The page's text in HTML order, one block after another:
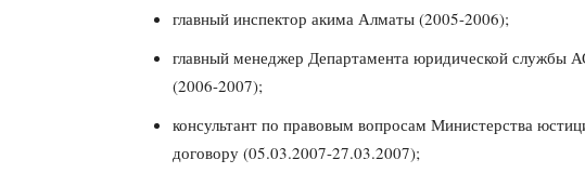
главный инспектор акима Алматы (2005-2006);
главный менеджер Департамента юридической службы
(2006-2007);
консультант по правовым вопросам Министерства
договору (05.03.2007-27.03.2007);